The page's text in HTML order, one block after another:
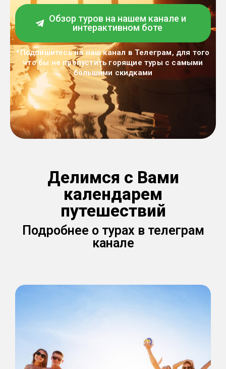
Обзор туров на нашем канале и
интерактивном боте
*Подпишитесь на наш канал в Телеграм, для того
что бы не пропустить горящие туры с самыми
большими скидками
Делимся с Вами
календарем
путешествий
Подробнее о турах в телеграм
канале